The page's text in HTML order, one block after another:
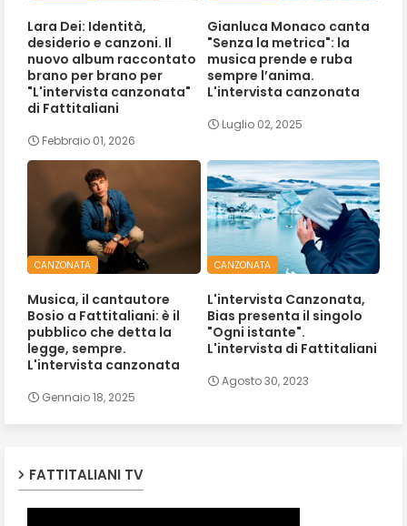
Lara Dei: Identità,
desiderio e canzoni. Il
nuovo album raccontato
brano per brano per
"L'intervista canzonata"
di Fattitaliani
Febbraio 01, 2026
Gianluca Monaco canta
"Senza la metrica": la
musica prende e ruba
sempre l’anima.
L'intervista canzonata
Luglio 02, 2025
CANZONATA
Musica, il cantautore
Bosio a Fattitaliani: è il
pubblico che detta la
legge, sempre.
L'intervista canzonata
Gennaio 18, 2025
CANZONATA
L'intervista Canzonata,
Bias presenta il singolo
"Ogni istante".
L'intervista di Fattitaliani
Agosto 30, 2023
FATTITALIANI TV